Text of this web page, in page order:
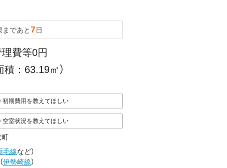
であと7日
理費等0円
積：63.19㎡）
初期費用を教えてほしい
空室状況を教えてほしい
町
毛線など）
（伊勢崎線）